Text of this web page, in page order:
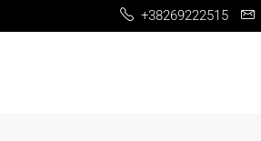
+38269222515